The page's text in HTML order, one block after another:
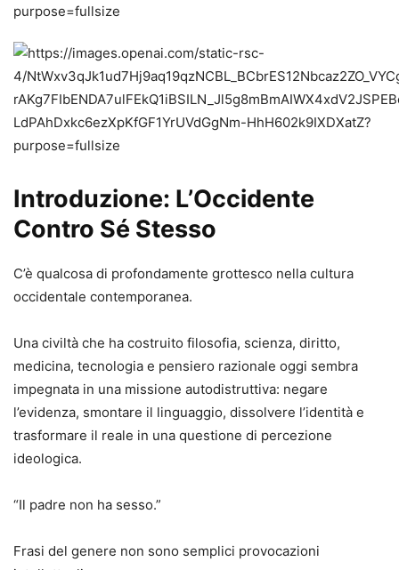
Introduzione: L’Occidente
Contro Sé Stesso
C’è qualcosa di profondamente grottesco nella cultura
occidentale contemporanea.
Una civiltà che ha costruito filosofia, scienza, diritto,
medicina, tecnologia e pensiero razionale oggi sembra
impegnata in una missione autodistruttiva: negare
l’evidenza, smontare il linguaggio, dissolvere l’identità e
trasformare il reale in una questione di percezione
ideologica.
“Il padre non ha sesso.”
Frasi del genere non sono semplici provocazioni